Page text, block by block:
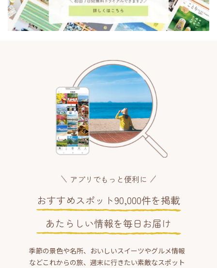
アプリでもっと便利に
おすすめスポット90,000件を掲載
あたらしい情報を毎日お届け
季節の景色や名所、おいしいスイーツやグルメ情報
などこれからの旅、週末に行きたい素敵なスポット